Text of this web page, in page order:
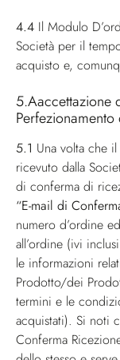
4.4 Il Modulo
Società per il
acquisto e,
5.Aaccettazione
5.1 Una volta che
ricevuto dalla
di conferma di
“E-mail di
numero d’ordine
all’ordine (ivi
le informazioni
Prodotto/dei
termini e le
acquistati). Si noti
Conferma